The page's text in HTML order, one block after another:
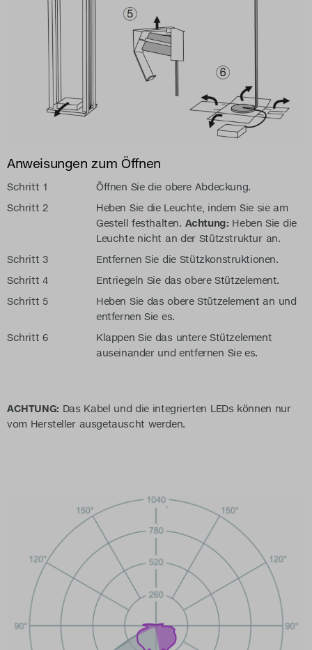
Anweisungen zum Öffnen
Schritt 1
Öffnen Sie die obere Abdeckung.
Schritt 2
Heben Sie die Leuchte, indem Sie sie am
Gestell festhalten. Achtung: Heben Sie die
Leuchte nicht an der Stützstruktur an.
Schritt 3
Entfernen Sie die Stützkonstruktionen.
Schritt 4
Entriegeln Sie das obere Stützelement.
Schritt 5
Heben Sie das obere Stützelement an und
entfernen Sie es.
Schritt 6
Klappen Sie das untere Stützelement
auseinander und entfernen Sie es.
ACHTUNG: Das Kabel und die integrierten LEDs können nur
vom Hersteller ausgetauscht werden.